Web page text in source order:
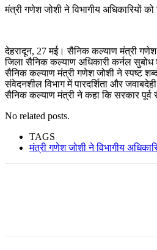
मंत्री गणेश जोशी ने विभागीय अधिकारियों
देहरादून, 27 मई। सैनिक कल्याण मंत्री गणेश
जिला सैनिक कल्याण अधिकारी कर्नल सुबोध
सैनिक कल्याण मंत्री गणेश जोशी ने स्पष्ट
संवेदनशील विभाग में पारदर्शिता और
सैनिक कल्याण मंत्री ने कहा कि सरकार पूर्व
No related posts.
TAGS
मंत्री गणेश जोशी ने विभागीय